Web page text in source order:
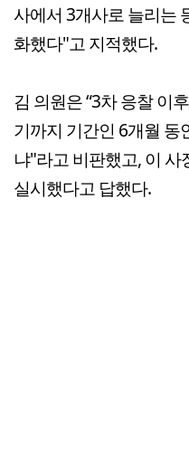
사에서 3개사로 늘리는
화했다"고 지적했다.
김 의원은 “3차 응찰 이
기까지 기간인 6개월 동
냐"라고 비판했고, 이
실시했다고 답했다.